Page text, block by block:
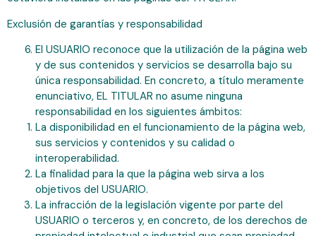
Exclusión de garantías y responsabilidad
El USUARIO reconoce que la utilización de la página web
y de sus contenidos y servicios se desarrolla bajo su
única responsabilidad. En concreto, a título meramente
enunciativo, EL TITULAR no asume ninguna
responsabilidad en los siguientes ámbitos:
La disponibilidad en el funcionamiento de la página web,
sus servicios y contenidos y su calidad o
interoperabilidad.
La finalidad para la que la página web sirva a los
objetivos del USUARIO.
La infracción de la legislación vigente por parte del
USUARIO o terceros y, en concreto, de los derechos de